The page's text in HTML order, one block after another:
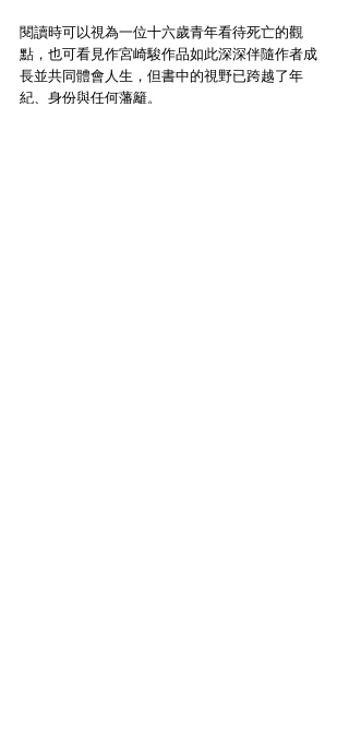
閱讀時可以視為一位十六歲青年看待死亡的觀
點，也可看見作宮崎駿作品如此深深伴隨作者成
長並共同體會人生，但書中的視野已跨越了年
紀、身份與任何藩籬。